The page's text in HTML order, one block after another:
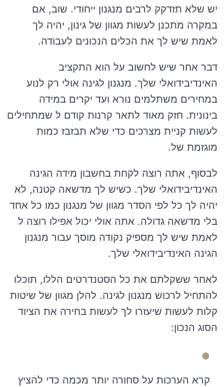
יש שלא תזדקק לרבים מנגנון ייחודי. שוב, אם
במקרה מתכנן לעשות מגוון של גינון, יהיה לך
לאמת שיש לך את הכלים הנכונים לעבודה.
דבר אחר שיש לחשוב על הוא התקציב
האינדיבידואלי שלך. מנגנון לגינה אולי רק לנוע
במחירים משתלמים נורא ועד יקרים במידה
בינונית. חזק מאוד לתאר קרנות קודם ל שמתחילים
לעשות קניית מצרכים כדי שלא תבזבז כמות
מוגזמת של.
לבסוף, אתה רוצה לקחת בחשבון מידה הגינה
האינדיבידואלי שלך. כשיש לך מדשאה קטנה, לא
יהיה לך כל לפי הסדר מגוון של מנגנון כמו כל אחד
בלי מדשאה גדולה. אתה אולי יכול אפילו רוצה ל
לאמת שיש לך מספיק נקודה מוסך עבור מנגנון
הגינה האינדיבידואלי שלך.
לאחר ששקלתם את כל הסטנדרטים הללו, תוכלו
להתחיל לרכוש מנגנון לגינה. להלן מגוון של שיטות
קלות לעשות שיעזרו לך לעשות בחירה את הציוד
הסוג הנכון:
קרא הערכות על סחורה יותר מכמה כדי להציץ